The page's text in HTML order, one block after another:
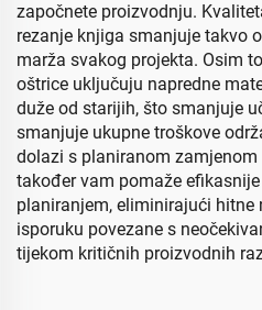
započnete proizvodnju.
rezanje knjiga smanjuje takvo
marža svakog projekta. Osim
oštrice uključuju napredne
duže od starijih, što smanjuje
smanjuje ukupne troškove
dolazi s planiranom zamjenom
također vam pomaže
planiranjem, eliminirajući hitne
isporuku povezane s
tijekom kritičnih proizvodnih